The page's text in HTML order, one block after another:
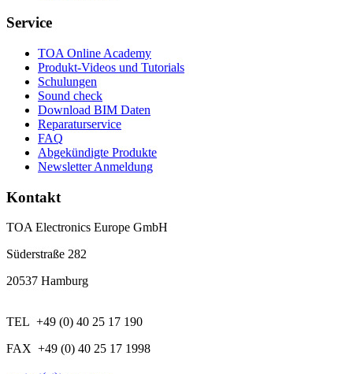
Service
TOA Online Academy
Produkt-Videos und Tutorials
Schulungen
Sound check
Download BIM Daten
Reparaturservice
FAQ
Abgekündigte Produkte
Newsletter Anmeldung
Kontakt
TOA Electronics Europe GmbH
Süderstraße 282
20537 Hamburg
TEL +49 (0) 40 25 17 190
FAX +49 (0) 40 25 17 1998